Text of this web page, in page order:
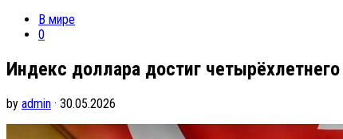
В мире
0
Индекс доллара достиг
by admin · 30.05.2026